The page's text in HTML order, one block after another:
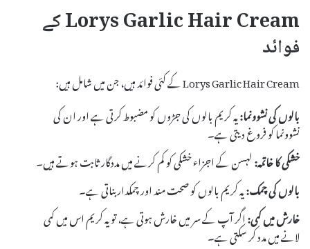
Lorys Garlic Hair Cream کے
فوائد
Lorys Garlic Hair Cream کے کئی فوائد ہیں، جن میں شامل ہیں:
بالوں کی نشوونما:یہ کریم بالوں کی جڑوں کو مضبوط کرتی ہے اور ان کی
نشوونما کو فروغ دیتی ہے۔
خشکی کا خاتمہ:لہسن کے اجزاء خشکی کو کم کرنے میں مددگار ثابت ہوتے ہیں۔
بالوں کی چمک:یہ کریم بالوں کو صحت مند اور چمکدار بناتی ہے۔
خارش میں کمی:اگر آپ کے سر میں خارش ہوتی ہے، تو یہ کریم اس میں کمی
لانے میں مدد کر سکتی ہے۔